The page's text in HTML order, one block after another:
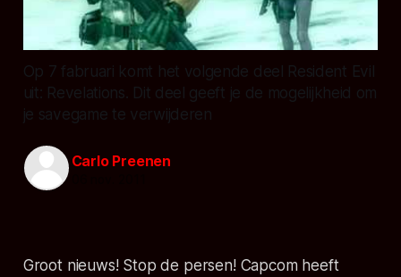
Op 7 fabruari komt het volgende deel Resident Evil
uit: Revelations. Dit deel geeft je de mogelijkheid om
je savegame te verwijderen
Carlo Preenen
Groot nieuws! Stop de persen! Capcom heeft